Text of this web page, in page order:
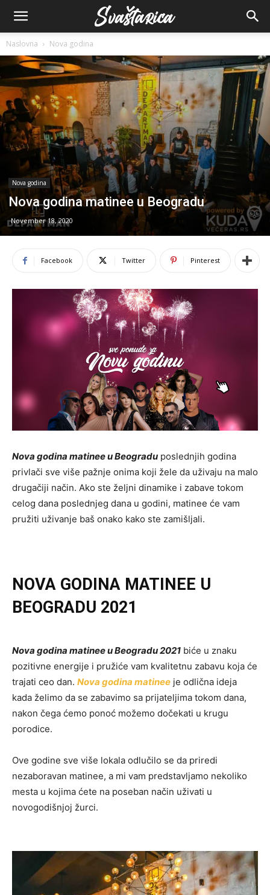
Naslovna Nova godina
Nova godina
Nova godina matinee u Beogradu
November 18, 2020
Facebook Twitter Pinterest
Nova godina matinee u Beogradu poslednjih godina
privlači sve više pažnje onima koji žele da uživaju na malo
drugačiji način. Ako ste željni dinamike i zabave tokom
celog dana poslednjeg dana u godini, matinee će vam
pružiti uživanje baš onako kako ste zamišljali.
NOVA GODINA MATINEE U
BEOGRADU 2021
Nova godina matinee u Beogradu 2021 biće u znaku
pozitivne energije i pružiće vam kvalitetnu zabavu koja će
trajati ceo dan. Nova godina matinee je odlična ideja
kada želimo da se zabavimo sa prijateljima tokom dana,
nakon čega ćemo ponoć možemo dočekati u krugu
porodice.
Ove godine sve više lokala odlučilo se da priredi
nezaboravan matinee, a mi vam predstavljamo nekoliko
mesta u kojima ćete na poseban način uživati u
novogodišnjoj žurci.